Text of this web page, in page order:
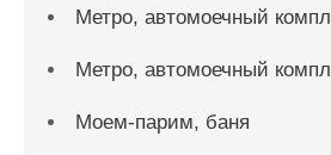
Метро, автомоечный
Метро, автомоечный
Моем-парим, баня